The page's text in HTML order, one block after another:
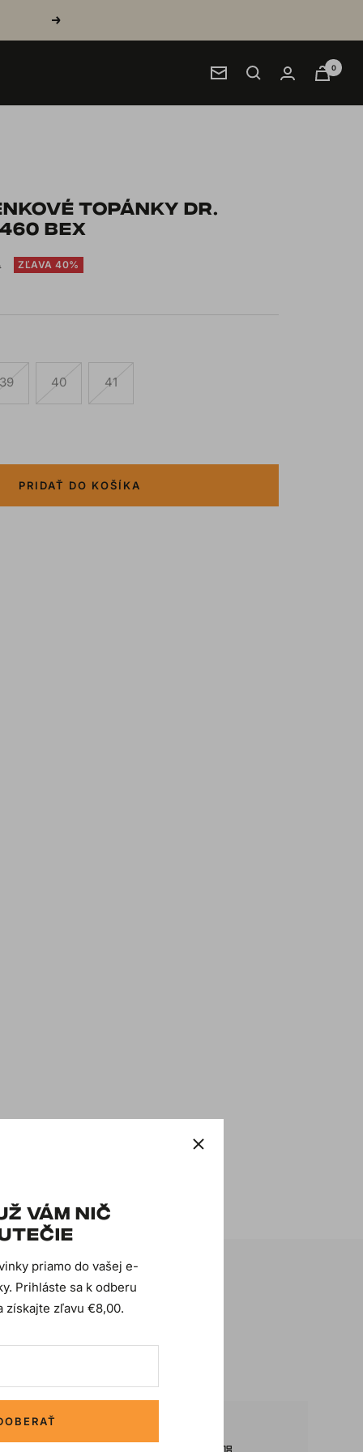
Next
Newsletter
0
VÁM NIČ
priamo do vašej e-
Prihláste sa k odberu
získajte zľavu €8,00.
TOPÁNKY DR.
BEX
ZĽAVA 40%
39 40 41
PRIDAŤ DO KOŠÍKA